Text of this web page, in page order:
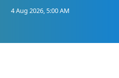
4 Aug 2026, 5:00 AM